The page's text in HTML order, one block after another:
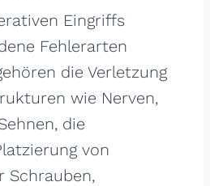
Eingriffs
Fehlerarten
die Verletzung
wie Nerven,
die
von
Schrauben,